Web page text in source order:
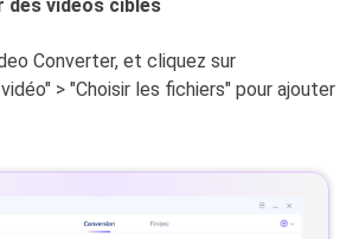
des vidéos cibles
Converter, et cliquez sur
> "Choisir les fichiers" pour ajouter